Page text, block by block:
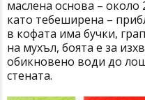
маслена основа –
като тебеширена –
в кофата има бучки,
на мухъл, боята е за
обикновено води до
стената.